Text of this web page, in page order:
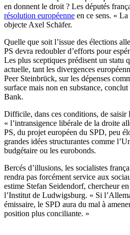
en donnent le droit ? Les députés
résolution européenne en ce sens. «
objecte Axel Schäfer.
Quelle que soit l’issue des élections
PS devra redoubler d’efforts pour
Les plus sceptiques prédisent un statu
actuelle, tant les divergences
Peer Steinbrück, sur les dépenses
surface mais non en substance,
Bank.
Difficile, dans ces conditions, de saisir
« l’intransigence libérale de la droite
PS, du projet européen du SPD, peu
grandes idées structurantes comme
budgétaire ou les eurobonds.
Bercés d’illusions, les socialistes
rendra pas forcément service aux
estime Stefan Seidendorf, chercheur
l’Institut de Ludwigsburg. « Si
émissaire, le SPD aura du mal à
position plus conciliante. »